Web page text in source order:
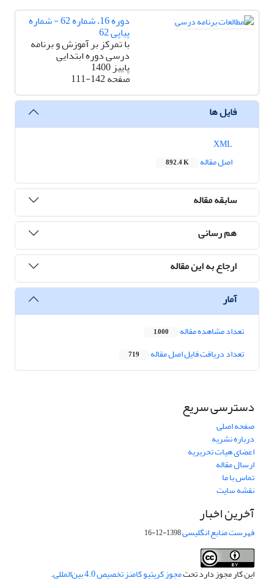
دوره 16، شماره 62 - شماره
پیاپی 62
با تمرکز بر آموزش و برنامه
درسی دوره ابتدایی
پاییز 1400
صفحه111-142
فایل ها
اصل مقاله
892.4 K
سابقه مقاله
هم رسانی
ارجاع به این مقاله
آمار
تعداد مشاهده مقاله 1,000
تعداد دریافت فایل اصل مقاله 719
دسترسی سریع
صفحه اصلی
درباره نشریه
اعضای هیات تحریریه
ارسال مقاله
تماس با ما
نقشه سایت
آخرین اخبار
فهرست منابع انگلیسی1398-12-16
این کار مجوز دارد تحتمجوز کریتیو کامنز تخصیص 4.0 بین‌المللی .